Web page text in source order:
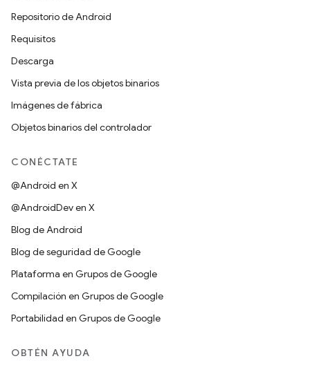
Repositorio de Android
Requisitos
Descarga
Vista previa de los objetos binarios
Imágenes de fábrica
Objetos binarios del controlador
CONÉCTATE
@Android en X
@AndroidDev en X
Blog de Android
Blog de seguridad de Google
Plataforma en Grupos de Google
Compilación en Grupos de Google
Portabilidad en Grupos de Google
OBTÉN AYUDA